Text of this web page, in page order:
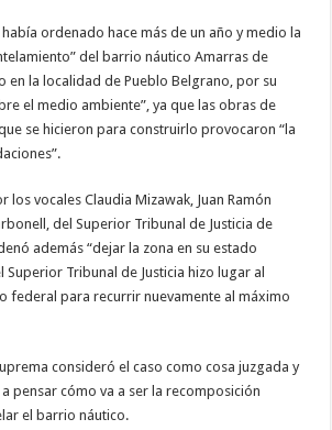
ordenado hace más de un año y medio la
del barrio náutico Amarras de
en la localidad de Pueblo Belgrano, por su
el medio ambiente”, ya que las obras de
se hicieron para construirlo provocaron “la
los vocales Claudia Mizawak, Juan Ramón
del Superior Tribunal de Justicia de
además “dejar la zona en su estado
Superior Tribunal de Justicia hizo lugar al
federal para recurrir nuevamente al máximo
consideró el caso como cosa juzgada y
pensar cómo va a ser la recomposición
el barrio náutico.